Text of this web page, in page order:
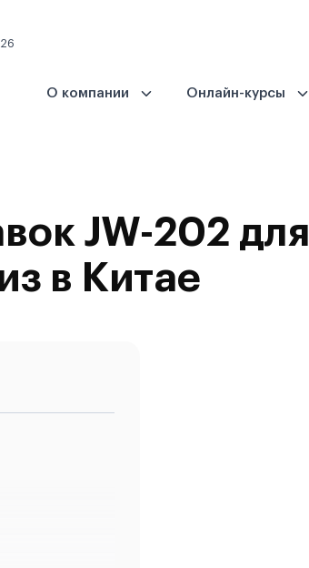
О компании Онлайн-курсы
JW-202 для
в Китае